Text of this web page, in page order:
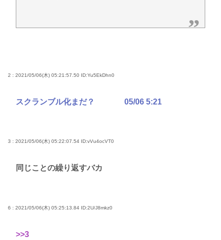
2 : 2021/05/06(木) 05:21:57.50 ID:Yu5EkDhn0
スクランブル化まだ？ 05/06 5:21
3 : 2021/05/06(木) 05:22:07.54 ID:vVu4ocVT0
同じことの繰り返すバカ
6 : 2021/05/06(木) 05:25:13.84 ID:2U/J8mkz0
>>3